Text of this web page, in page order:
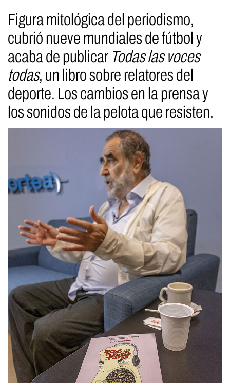
Figura mitológica del periodismo,
cubrió nueve mundiales de fútbol y
acaba de publicar Todas las voces
todas, un libro sobre relatores del
deporte. Los cambios en la prensa y
los sonidos de la pelota que resisten.